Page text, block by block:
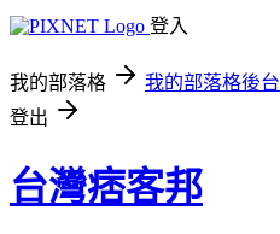
登入
我的部落格 我的部落格後台
登出
台灣痞客邦